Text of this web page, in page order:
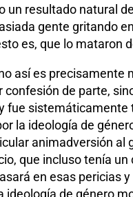
un resultado natural
gente gritando
es, que lo mataron
así es
confesión de parte,
fue
la ideología de
animadversión al
que incluso tenía
en esas pericias
de género